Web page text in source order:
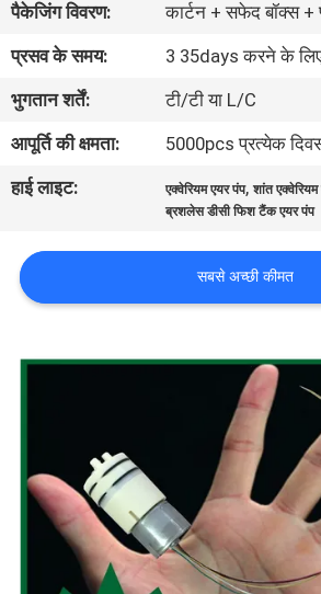
गुणवत्ता
नियंत्रण
संपर्क
करें
साइटमैप
पैकेजिंग विवरण:
कार्टन + सफेद बॉक्स +
प्रसव के समय:
3 35days करने के
भुगतान शर्तें:
टी/टी या L/C
आपूर्ति की क्षमता:
5000pcs प्रत्येक
हाई लाइट:
एक्वेरियम एयर पंप,शांत
ब्रशलेस डीसी फिश टैंक एयर पंप
सबसे अच्छी कीमत